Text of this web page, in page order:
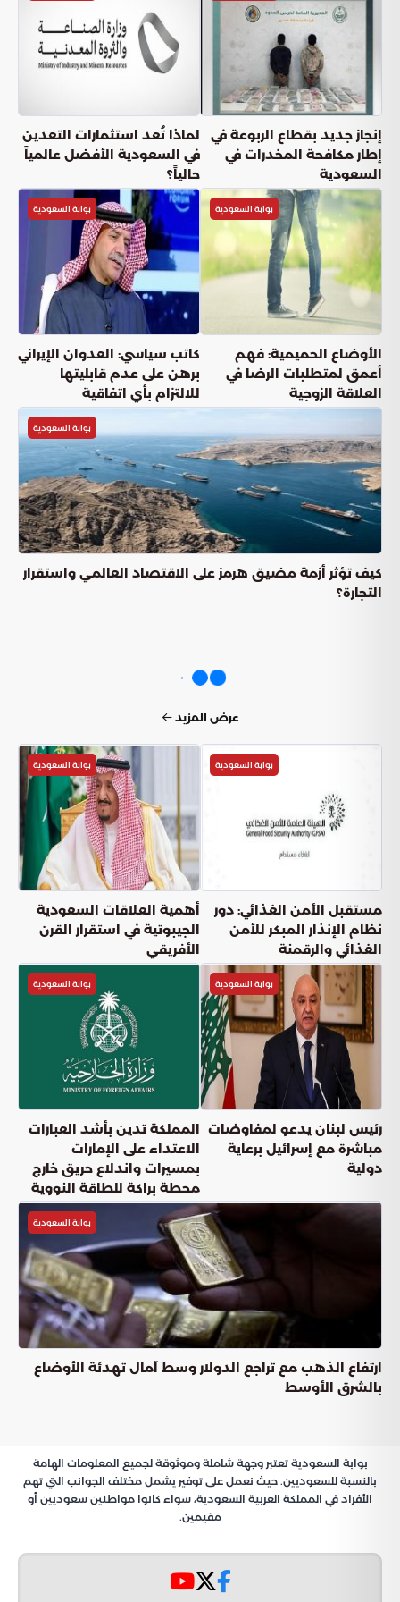
إنجاز جديد بقطاع الربوعة في
إطار مكافحة المخدرات في
السعودية
لماذا تُعد استثمارات التعدين
في السعودية الأفضل عالمياً
حالياً؟
بوابة السعودية
الأوضاع الحميمية: فهم
أعمق لمتطلبات الرضا في
العلاقة الزوجية
بوابة السعودية
كاتب سياسي: العدوان الإيراني
برهن على عدم قابليتها
للالتزام بأي اتفاقية
بوابة السعودية
كيف تؤثر أزمة مضيق هرمز على الاقتصاد العالمي واستقرار
التجارة؟
عرض المزيد
بوابة السعودية
مستقبل الأمن الغذائي: دور
نظام الإنذار المبكر للأمن
الغذائي والرقمنة
بوابة السعودية
أهمية العلاقات السعودية
الجيبوتية في استقرار القرن
الأفريقي
بوابة السعودية
رئيس لبنان يدعو لمفاوضات
مباشرة مع إسرائيل برعاية
دولية
بوابة السعودية
المملكة تدين بأشد العبارات
الاعتداء على الإمارات
بمسيرات واندلاع حريق خارج
محطة براكة للطاقة النووية
بوابة السعودية
ارتفاع الذهب مع تراجع الدولار وسط آمال تهدئة الأوضاع
بالشرق الأوسط
بوابة السعودية تعتبر وجهة شاملة وموثوقة لجميع المعلومات الهامة
بالنسبة للسعوديين. حيث نعمل على توفير يشمل مختلف الجوانب التي تهم
الأفراد في المملكة العربية السعودية، سواء كانوا مواطنين سعوديين أو
مقيمين.